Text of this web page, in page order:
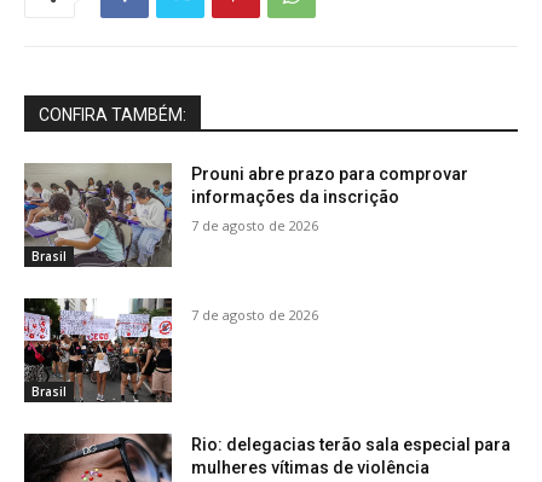
CONFIRA TAMBÉM:
Brasil
Prouni abre prazo para comprovar
informações da inscrição
7 de agosto de 2026
Brasil
7 de agosto de 2026
Rio: delegacias terão sala especial para
mulheres vítimas de violência